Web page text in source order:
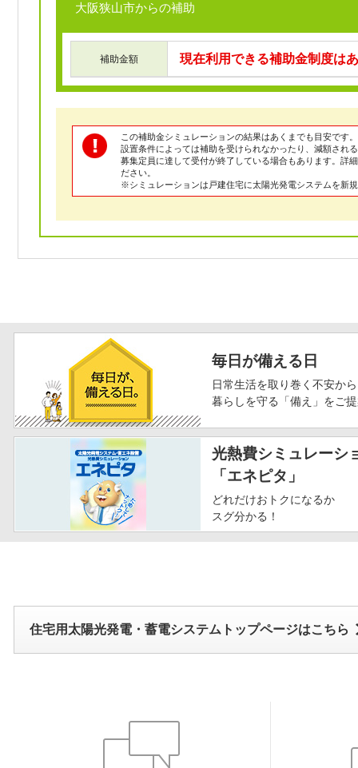
大阪狭山市からの補助
補助金額 現在利用できる補助金制度は
この補助金シミュレーションの結果はあくまでも目安です。
設置条件によっては補助を受けられなかったり、減額され
募集定員に達して受付が終了している場合もあります。詳
ださい。
※シミュレーションは戸建住宅に太陽光発電システムを新
毎日が備える日
日常生活を取り巻く不安から
暮らしを守る「備え」をご
光熱費シミュレーシ
「エネピタ」
どれだけおトクになるか
スグ分かる！
住宅用太陽光発電・蓄電システムトップページはこちら